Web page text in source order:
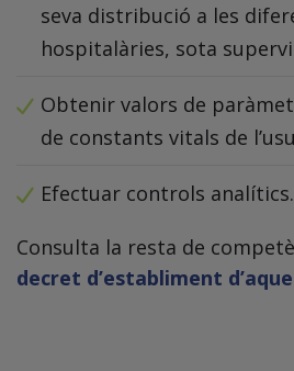
seva distribució a les
hospitalàries, sota
Obtenir valors de
de constants vitals de
Efectuar controls analítics.
Consulta la resta de
decret d’establiment